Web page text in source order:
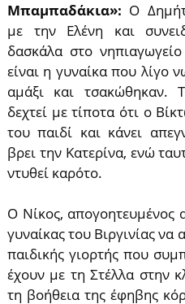
Μπαμπαδάκια»: Ο
με την Ελένη και
δασκάλα στο
είναι η γυναίκα που λίγο
αμάξι και τσακώθηκαν.
δεχτεί με τίποτα ότι ο
του παιδί και κάνει
βρει την Κατερίνα, ενώ
ντυθεί καρότο.
Ο Νίκος,
γυναίκας του Βιργινίας να
παιδικής γιορτής που
έχουν με τη Στέλλα στην
τη βοήθεια της έφηβης